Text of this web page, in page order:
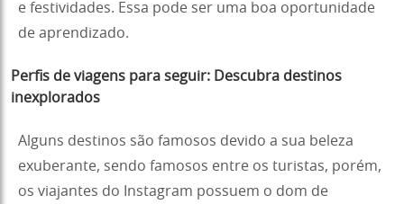
e festividades. Essa pode ser uma boa oportunidade
de aprendizado.
Perfis de viagens para seguir: Descubra destinos
inexplorados
Alguns destinos são famosos devido a sua beleza
exuberante, sendo famosos entre os turistas, porém,
os viajantes do Instagram possuem o dom de